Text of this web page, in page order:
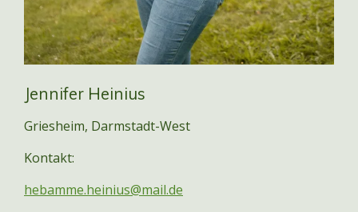
Jennifer Heinius
Griesheim, Darmstadt-West
Kontakt:
hebamme.heinius@mail.de